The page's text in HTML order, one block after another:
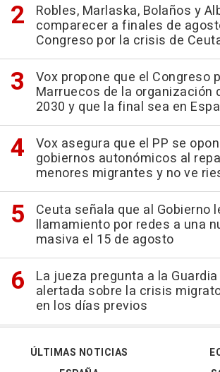
Robles, Marlaska, Bolaños y
comparecer a finales de
Congreso por la crisis de
Vox propone que el Congreso
Marruecos de la organización
2030 y que la final sea en
Vox asegura que el PP se
gobiernos autonómicos al
menores migrantes y no ve
Ceuta señala que al Gobierno
llamamiento por redes a una
masiva el 15 de agosto
La jueza pregunta a la
alertada sobre la crisis
en los días previos
ÚLTIMAS NOTICIAS